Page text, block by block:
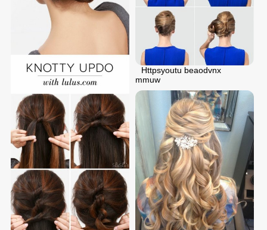
Httpsyoutu beaodvnx
mmuw